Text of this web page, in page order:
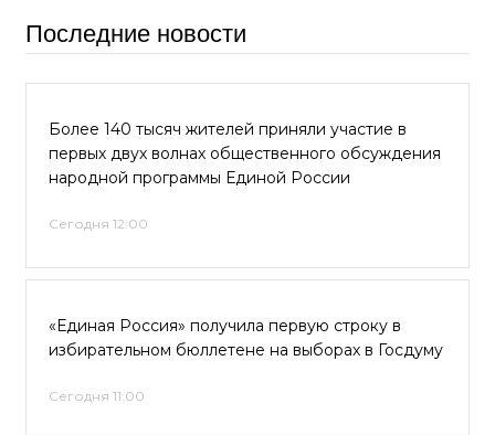
Последние новости
Более 140 тысяч жителей приняли участие в
первых двух волнах общественного обсуждения
народной программы Единой России
Сегодня 12:00
«Единая Россия» получила первую строку в
избирательном бюллетене на выборах в Госдуму
Сегодня 11:00